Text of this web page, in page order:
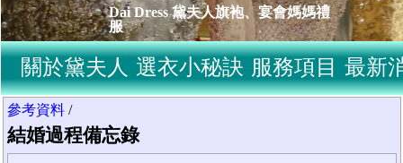
Dai Dress 黛夫人旗袍、宴會媽媽禮
服
關於黛夫人 選衣小秘訣 服務項目 最新
參考資料 /
結婚過程備忘錄